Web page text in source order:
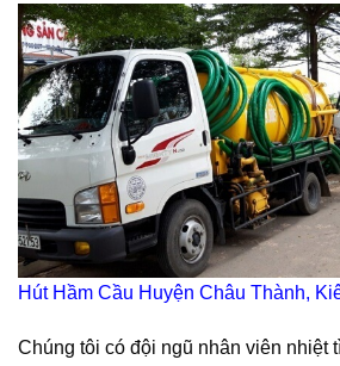
Hút Hầm Cầu Huyện Châu Thành,
Chúng tôi có đội ngũ nhân viên nhiệt